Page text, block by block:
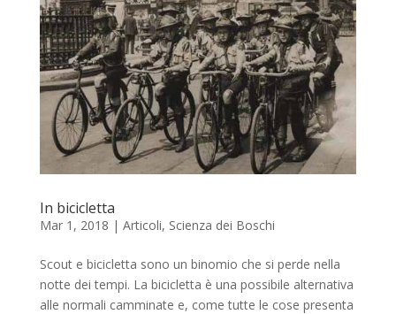
In bicicletta
Mar 1, 2018 | Articoli, Scienza dei Boschi
Scout e bicicletta sono un binomio che si perde nella
notte dei tempi. La bicicletta è una possibile alternativa
alle normali camminate e, come tutte le cose presenta